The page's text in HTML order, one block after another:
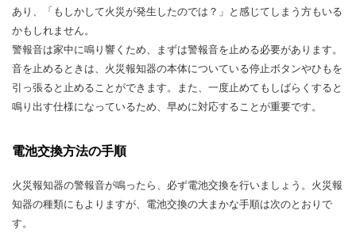
あり、「もしかして火災が発生したのでは？」と感じてしまう方もいる
かもしれません。
警報音は家中に鳴り響くため、まずは警報音を止める必要があります。
音を止めるときは、火災報知器の本体についている停止ボタンやひもを
引っ張ると止めることができます。また、一度止めてもしばらくすると
鳴り出す仕様になっているため、早めに対応することが重要です。
電池交換方法の手順
火災報知器の警報音が鳴ったら、必ず電池交換を行いましょう。火災報
知器の種類にもよりますが、電池交換の大まかな手順は次のとおりで
す。